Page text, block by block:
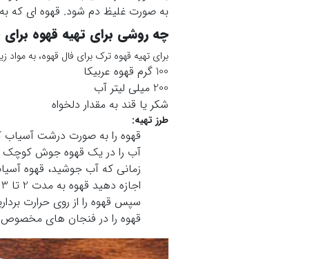
به صورت غلیظ دم شود. قهوه ای که
چه روشی برای تهیه قهوه
برای تهیه قهوه ترک برای فال قهوه، به مواد
100 گرم قهوه عربیکا
200 میلی لیتر آب
شکر یا قند به مقدار دلخواه
طرز تهیه:
قهوه را به صورت درشت آسیاب
آب را در یک قهوه جوش کوچک
زمانی که آب جوشید، قهوه
اجازه دهید قهوه به مدت 2 تا 3 دقیقه بجوشد.
سپس قهوه را از روی حرارت
قهوه را در فنجان های مخصوص